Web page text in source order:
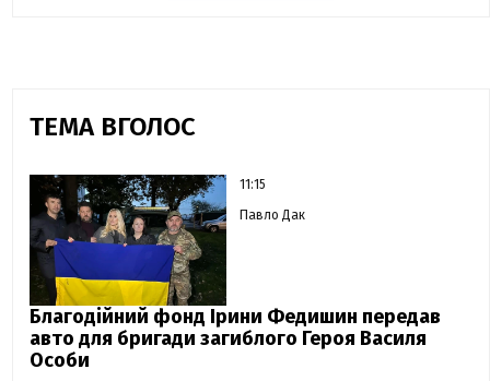
ТЕМА ВГОЛОС
11:15
Павло Дак
Благодійний фонд Ірини Федишин передав
авто для бригади загиблого Героя Василя
Особи